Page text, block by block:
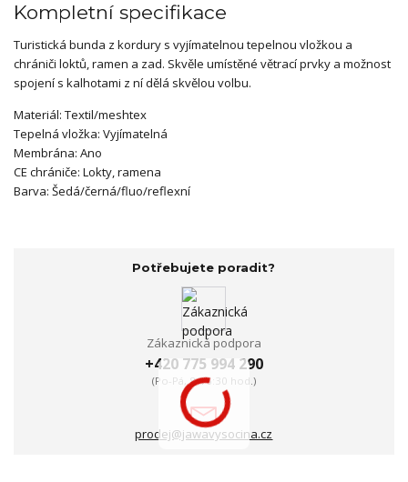
Kompletní specifikace
Turistická bunda z kordury s vyjímatelnou tepelnou vložkou a
chrániči loktů, ramen a zad. Skvěle umístěné větrací prvky a možnost
spojení s kalhotami z ní dělá skvělou volbu.
Materiál: Textil/meshtex
Tepelná vložka: Vyjímatelná
Membrána: Ano
CE chrániče: Lokty, ramena
Barva: Šedá/černá/fluo/reflexní
Potřebujete poradit?
Zákaznická podpora
+420 775 994 290
(Po-Pá, 8-16:30 hod.)
prodej@jawavysocina.cz